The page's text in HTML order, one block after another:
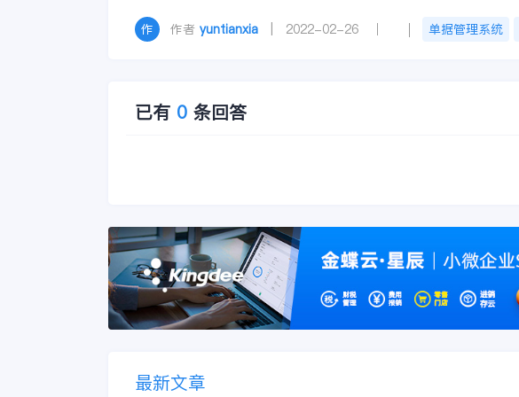
作者 yuntianxia | 2022-02-26 ｜ 单据管理系统
已有 0 条回答
最新文章